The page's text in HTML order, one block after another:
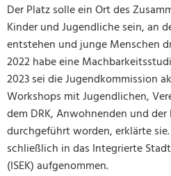
Der Platz solle ein Ort des
Kinder und Jugendliche sein, an
entstehen und junge Menschen
2022 habe eine
2023 sei die Jugendkommission
Workshops mit Jugendlichen,
dem DRK, Anwohnenden und
durchgeführt worden, erklärte
schließlich in das Integrierte
(ISEK) aufgenommen.